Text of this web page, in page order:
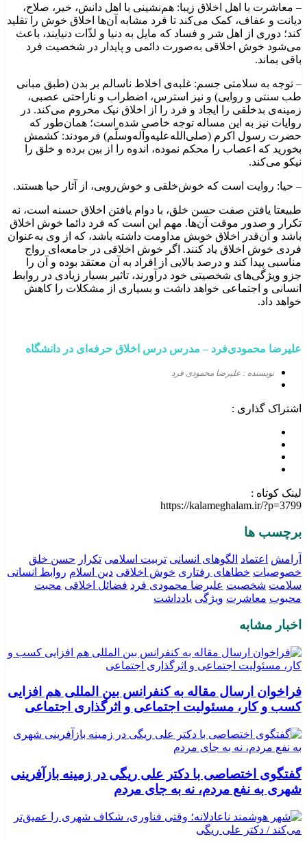
– معاشرت با اهل اخلاق زیبا: هم‌نشینی با اهل دانش، خیر، صلاح،
دیانت و عفاف، کمک می‌کند تا فرد مشابه آن‌ها اخلاق خوش را تقلید
کند؛ دوری از اهل شر و فساد که مایل به دنیا و لذّات دنیایند، باعث
می‌شود خوش اخلاقی به‌صورت دائمی و پایدار در شخصیت فرد
باقی بماند.
– توجه به سلامتی جسم: غلبه‌ی اخلاط ناسالم بر بدن (طبق مبانی
طب سنتی و روایی) و نیز استرس، اضطراب و ناراحتی عصبی،
زمینه‌ی بدخلقی را ایجاد و فرد را از اخلاق نیک محروم می‌کند. در
روایات نیز به این مساله توجه خاصی شده است؛ همان‌طور که
حضرت رسول اکرم (صلی‌الله‌علیه‌وآله‌وسلّم) فرمودند: کشمش
بخورید که اعصاب را محکم نموده، اندوه را از بین برده و خلق را
نیکو می‌کند.
– حیا: روایت است که خوش‌خلقی و خوش‌رویی، از آثار حیا هستند.
طبیعتا یافتن صفت حسن خلق، با دوام یافتن اخلاق حسنه است، نه
تکرار و صدور موقت آن‌ها. مهم این است که فرد دائما خوش اخلاق
باشد و آن‌قدر اخلاق خوبش مداومت داشته باشد، که از وی به‌عنوان
فردی خوش اخلاق یاد کنند. اگر خوش اخلاقی در جامعه‌ای رواج
مناسبی پیدا کند و درصد بالایی از افراد به آن معتقد بوده و آن را
جزو ویژگی‌های شخصیتی خود درآورند، تاثیر بسیار زیادی در روابط
انسانی و اجتماعی خواهد داشت و بسیاری از مشکلات را کاهش
خواهد داد.
علیرضا محمودی‌فرد – مدرس درس اخلاق حرفه‌ای در دانشگاه
نویسنده : علیرضا محمودی فرد
اشتراک گذاری :
لینک کوتاه :
https://kalameghalam.ir/?p=3799
برچسب ها
آرامش اعتماد الگوهای انسانی تربیت اسلامی تکرار حسن خلق
خصوصیات خطاهای رفتاری خوش اخلاقی دین اسلام روابط انسانی
سلامت شخصیت علیرضا محمودی فرد فضائل اخلاقی محبت
محبوب‌ معاشرت ویژگی یادداشت
اخبار مشابه
فراخوان ارسال مقاله به کنفرانس بین المللی هم افزایی
کسب و کار، مسئولیت اجتماعی و اثرگذاری اجتماعی
گفتگوی اختصاصی با دکتر علی ریگی در زمینه بازآفرینی
شهری به نفع مردم، نه به جای مردم